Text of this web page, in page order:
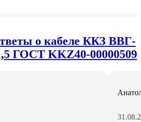
о кабеле ККЗ ВВГ-
ГОСТ KKZ40-00000509